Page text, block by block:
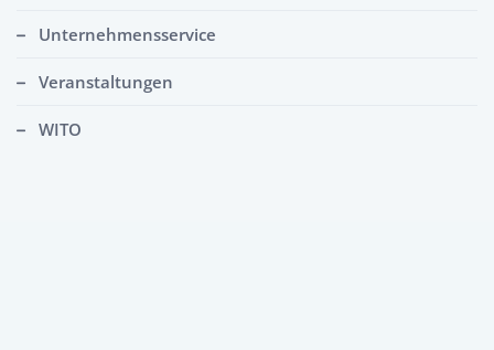
Unternehmensservice
Veranstaltungen
WITO